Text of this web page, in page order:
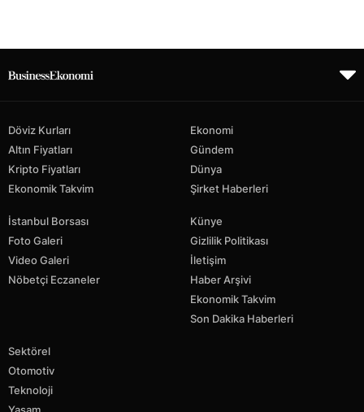
Döviz Kurları
Altın Fiyatları
Kripto Fiyatları
Ekonomik Takvim
Ekonomi
Gündem
Dünya
Şirket Haberleri
İstanbul Borsası
Foto Galeri
Video Galeri
Nöbetçi Eczaneler
Künye
Gizlilik Politikası
İletişim
Haber Arşivi
Ekonomik Takvim
Son Dakika Haberleri
Sektörel
Otomotiv
Teknoloji